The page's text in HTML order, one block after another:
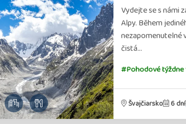
Vydejte se s námi
Alpy. Během
nezapomenutelné
čistá…
#Pohodové týždne
Švajčiarsko 6 dní